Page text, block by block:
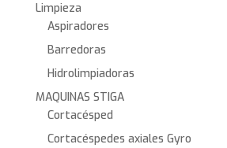
Limpieza
Aspiradores
Barredoras
Hidrolimpiadoras
MAQUINAS STIGA
Cortacésped
Cortacéspedes axiales Gyro